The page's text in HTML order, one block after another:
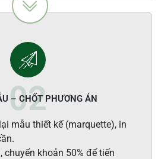
– CHỐT PHƯƠNG ÁN
mẫu thiết kế (marquette), in
chuyển khoản 50% để tiến